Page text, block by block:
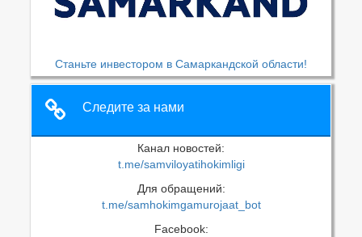
Станьте инвестором в Самаркандской области!
Следите за нами
Канал новостей:
t.me/samviloyatihokimligi
Для обращений:
t.me/samhokimgamurojaat_bot
Facebook: